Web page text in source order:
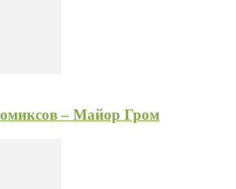
– Майор Гром